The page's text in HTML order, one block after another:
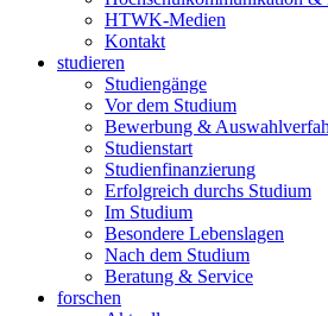
HTWK-Medien
Kontakt
studieren
Studiengänge
Vor dem Studium
Bewerbung &
Studienstart
Studienfinanzierung
Erfolgreich durchs Studium
Im Studium
Besondere Lebenslagen
Nach dem Studium
Beratung & Service
forschen